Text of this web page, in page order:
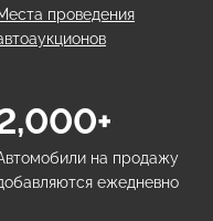
проведения
на продажу
ежедневно